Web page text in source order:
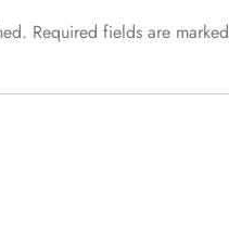
Required fields are marked